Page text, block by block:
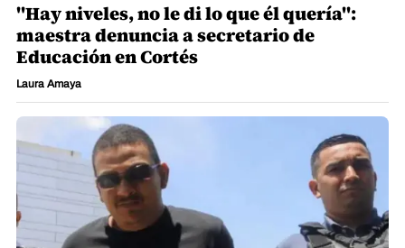
"Hay niveles, no le di lo que él quería":
maestra denuncia a secretario de
Educación en Cortés
Laura Amaya